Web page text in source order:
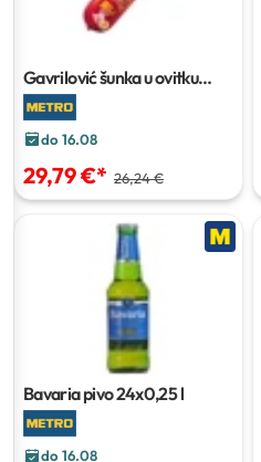
Gavrilović šunka u ovitku
pakiranje 2,6 kg
do 16.08
29,79 €* 26,24 €
Bavaria pivo24x0,25 l
do 16.08